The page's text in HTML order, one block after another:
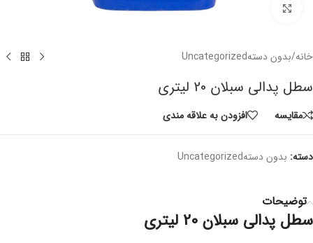
برای بزرگنمایی کلیک کنید
خانه/بدون دستهUncategorized
سطل پدالی سبلان 20 لیتری
مقايسه افزودن به علاقه مندی
دسته: بدون دستهUncategorized
توضیحات
سطل پدالی سبلان 20 لیتری